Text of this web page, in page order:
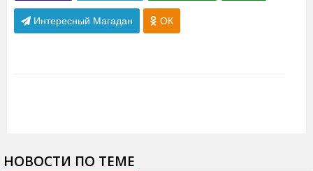
Интересный Магадан ОК
НОВОСТИ ПО ТЕМЕ